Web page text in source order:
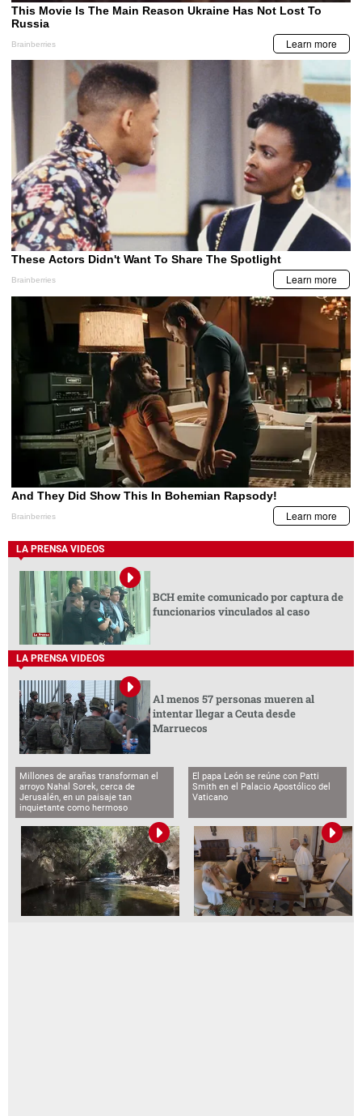
LA PRENSA VIDEOS
BCH emite comunicado por captura de
funcionarios vinculados al caso
LA PRENSA VIDEOS
Al menos 57 personas mueren al
intentar llegar a Ceuta desde
Marruecos
Millones de arañas transforman el
arroyo Nahal Sorek, cerca de
Jerusalén, en un paisaje tan
inquietante como hermoso
El papa León se reúne con Patti
Smith en el Palacio Apostólico del
Vaticano